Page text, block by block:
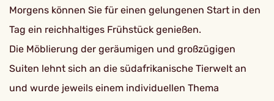
Morgens können Sie für einen gelungenen Start in den
Tag ein reichhaltiges Frühstück genießen.
Die Möblierung der geräumigen und großzügigen
Suiten lehnt sich an die südafrikanische Tierwelt an
und wurde jeweils einem individuellen Thema